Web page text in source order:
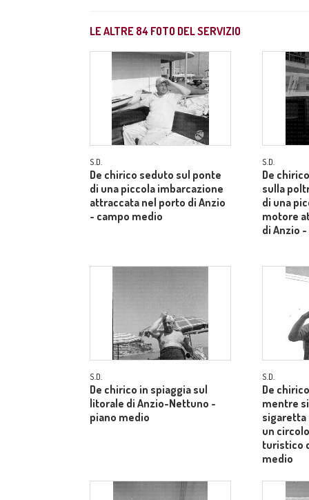
LE ALTRE 84 FOTO DEL SERVIZIO
S.D.
De chirico seduto sul ponte
di una piccola imbarcazione
attraccata nel porto di Anzio
- campo medio
S.D.
De
sulla
di una
motore
di Anzio
S.D.
De chirico in spiaggia sul
litorale di Anzio-Nettuno -
piano medio
S.D.
De
mentre
sigaretta
un
turistico
medio